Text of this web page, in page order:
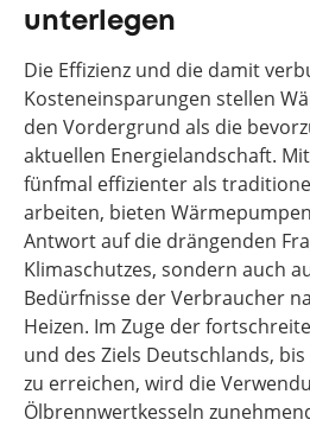
unterlegen
Die Effizienz und die damit
Kosteneinsparungen stellen
den Vordergrund als die
aktuellen Energielandschaft.
fünfmal effizienter als
arbeiten, bieten
Antwort auf die drängenden
Klimaschutzes, sondern auch
Bedürfnisse der Verbraucher
Heizen. Im Zuge der
und des Ziels Deutschlands,
zu erreichen, wird die
Ölbrennwertkesseln